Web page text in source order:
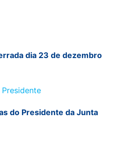
dia 23 de dezembro
do Presidente da Junta